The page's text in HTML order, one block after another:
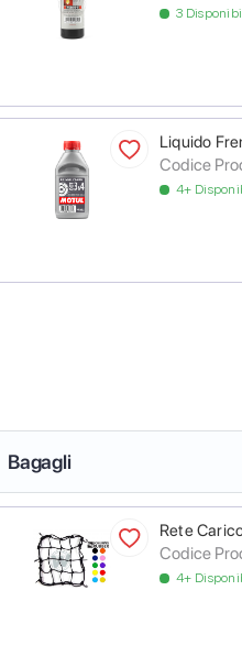
3
Liquido
Codice
4+
Bagagli
Rete
Codice
4+